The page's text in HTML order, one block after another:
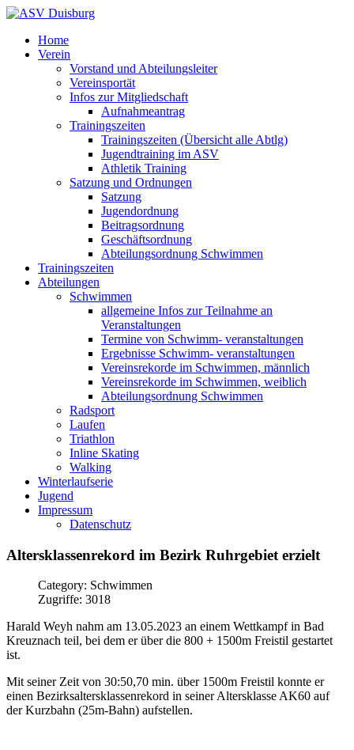
Home
Verein
Vorstand und Abteilungsleiter
Vereinsportät
Infos zur Mitgliedschaft
Aufnahmeantrag
Trainingszeiten
Trainingszeiten (Übersicht alle Abtlg)
Jugendtraining im ASV
Athletik Training
Satzung und Ordnungen
Satzung
Jugendordnung
Beitragsordnung
Geschäftsordnung
Abteilungsordnung Schwimmen
Trainingszeiten
Abteilungen
Schwimmen
allgemeine Infos zur Teilnahme an
Veranstaltungen
Termine von Schwimm- veranstaltungen
Ergebnisse Schwimm- veranstaltungen
Vereinsrekorde im Schwimmen, männlich
Vereinsrekorde im Schwimmen, weiblich
Abteilungsordnung Schwimmen
Radsport
Laufen
Triathlon
Inline Skating
Walking
Winterlaufserie
Jugend
Impressum
Datenschutz
Altersklassenrekord im Bezirk Ruhrgebiet erzielt
Category: Schwimmen
Zugriffe: 3018
Harald Weyh nahm am 13.05.2023 an einem Wettkampf in Bad
Kreuznach teil, bei dem er über die 800 + 1500m Freistil gestartet
ist.
Mit seiner Zeit von 30:50,70 min. über 1500m Freistil konnte er
einen Bezirksaltersklassenrekord in seiner Altersklasse AK60 auf
der Kurzbahn (25m-Bahn) aufstellen.